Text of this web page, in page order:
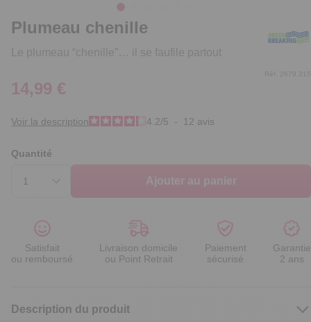
Plumeau chenille
Le plumeau “chenille”… il se faufile partout
Réf. 2679.215
14,99 €
Voir la description 4.2/5 - 12 avis
Quantité
Ajouter au panier
Satisfait
ou remboursé
Livraison domicile
ou Point Retrait
Paiement
sécurisé
Garantie
2 ans
Description du produit